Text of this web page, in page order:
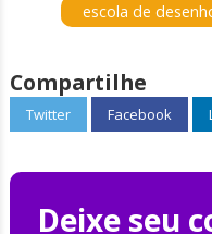
escola de
Compartilhe
Twitter Facebook
Deixe seu